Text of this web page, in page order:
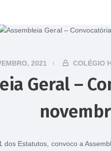
2021 COLÉGIO
Geral –
dos Estatutos, convoco a